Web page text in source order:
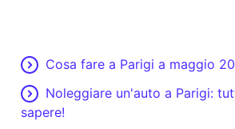
Cosa fare a Parigi a maggio
Noleggiare un'auto a Parigi:
sapere!